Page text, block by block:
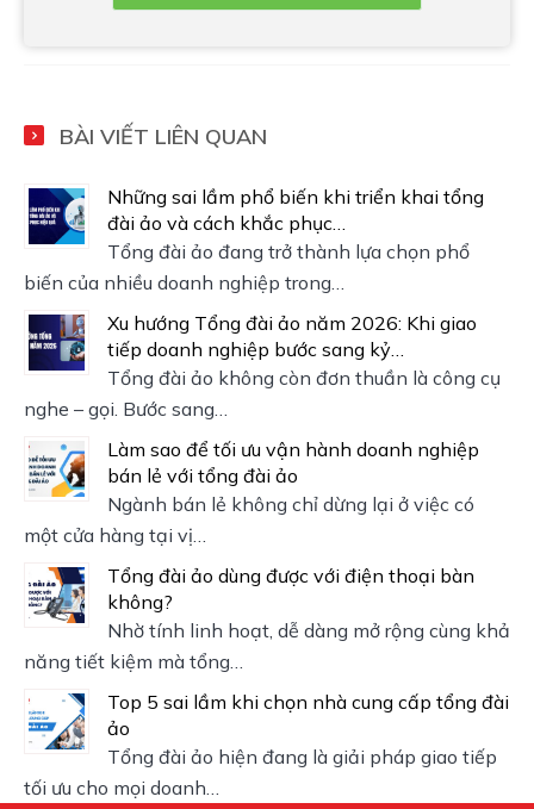
BÀI VIẾT LIÊN QUAN
Những sai lầm phổ biến khi triển khai tổng
đài ảo và cách khắc phục…
Tổng đài ảo đang trở thành lựa chọn phổ
biến của nhiều doanh nghiệp trong…
Xu hướng Tổng đài ảo năm 2026: Khi giao
tiếp doanh nghiệp bước sang kỷ…
Tổng đài ảo không còn đơn thuần là công cụ
nghe – gọi. Bước sang…
Làm sao để tối ưu vận hành doanh nghiệp
bán lẻ với tổng đài ảo
Ngành bán lẻ không chỉ dừng lại ở việc có
một cửa hàng tại vị…
Tổng đài ảo dùng được với điện thoại bàn
không?
Nhờ tính linh hoạt, dễ dàng mở rộng cùng khả
năng tiết kiệm mà tổng…
Top 5 sai lầm khi chọn nhà cung cấp tổng đài
ảo
Tổng đài ảo hiện đang là giải pháp giao tiếp
tối ưu cho mọi doanh…